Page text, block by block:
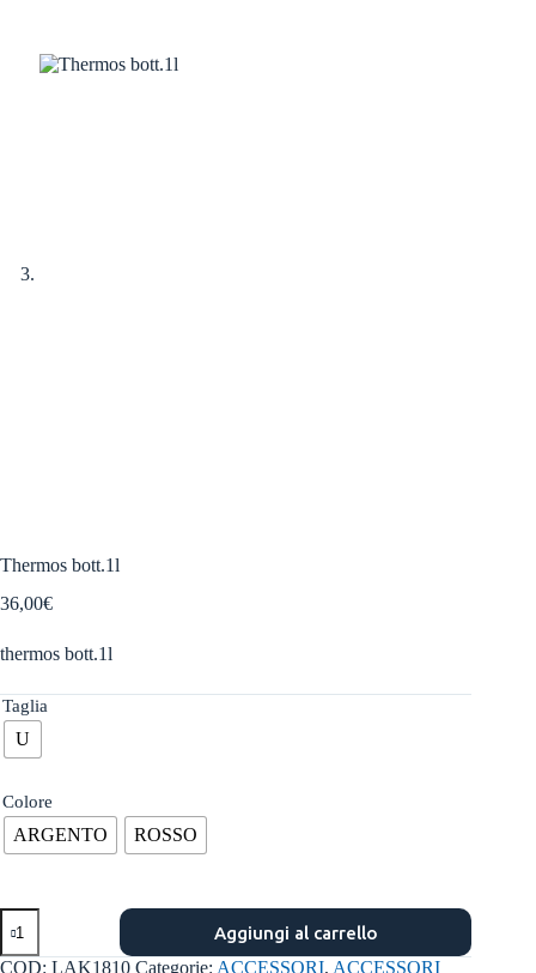
Thermos bott.1l
36,00€
thermos bott.1l
Taglia
U
Colore
ARGENTO ROSSO
Thermos
bott.1l
quantità
Aggiungi al carrello
COD: LAK1810 Categorie: ACCESSORI, ACCESSORI